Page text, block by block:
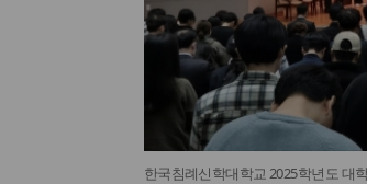
한국침례신학대학교 2025학년도 대